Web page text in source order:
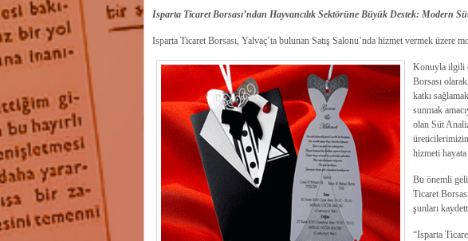
Festivalde sünnet şöleni gerçekleştirildi
Arıcılara 3 yılda 1900 kovan dağıtıldı
Isparta Ticaret Borsası’ndan Hayvancılık Sektörüne Büyük Destek: Modern
Isparta Ticaret Borsası, Yalvaç’ta bulunan Satış Salonu’nda hizmet vermek üzere
Konuyla ilgili
Borsası
katkı
sunmak
olan Süt
hizmeti
Bu önemli
Ticaret
şunları
“Isparta